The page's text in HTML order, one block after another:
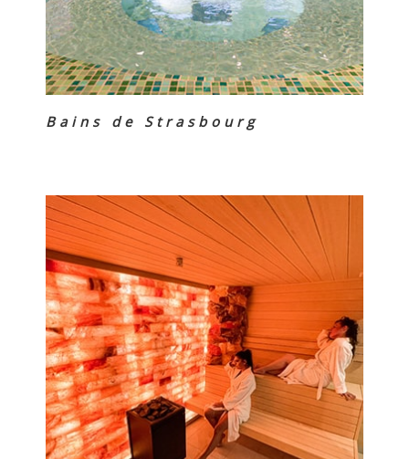
Bains de Strasbourg